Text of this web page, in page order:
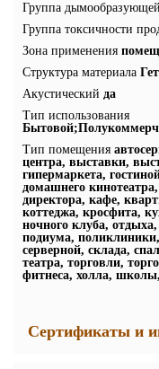
Группа
Группа токсичности
Зона применения
Структура материала
Акустический да
Тип использования
Тип помещения
центра, выставки,
гипермаркета,
домашнего
директора, кафе,
коттеджа, кросфита,
ночного клуба,
подиума,
серверной, склада,
театра, торговли,
фитнеса, холла,
Сертификаты и